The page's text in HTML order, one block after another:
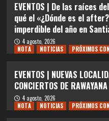
EVENTOS | De las raíces
qué el «¿Dónde es el
imperdible del año en
4 agosto, 2026
NOTA
NOTICIAS PRÓXIMOS
EVENTOS | NUEVAS
CONCIERTOS DE
4 agosto, 2026
NOTA
NOTICIAS PRÓXIMOS